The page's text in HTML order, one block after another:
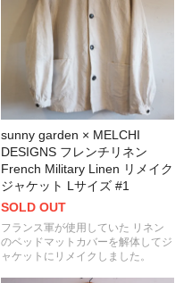
sunny garden × MELCHI
DESIGNS フレンチリネン
French Military Linen リメイク
ジャケット Lサイズ #1
SOLD OUT
フランス軍が使用していた リネン
のベッドマットカバーを解体してジ
ャケットにリメイクしました。